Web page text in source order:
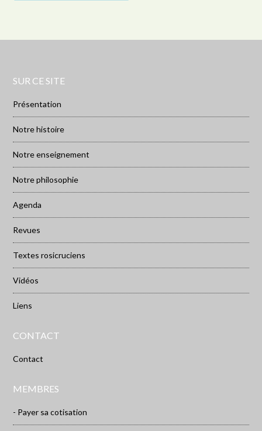
SUR CE SITE
Présentation
Notre histoire
Notre enseignement
Notre philosophie
Agenda
Revues
Textes rosicruciens
Vidéos
Liens
CONTACT
Contact
MEMBRES
- Payer sa cotisation